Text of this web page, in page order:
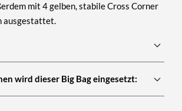
mit 4 gelben, stabile Cross Corner
ausgestattet.
wird dieser Big Bag eingesetzt: